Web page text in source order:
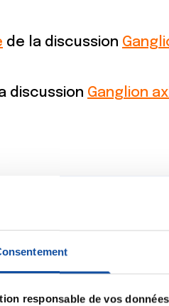
responsable de vos données
de la discussion
discussion Ganglion